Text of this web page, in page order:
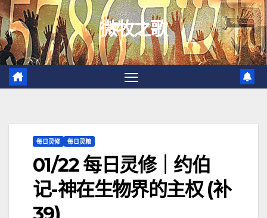
跳
至
内
容
微牧之歌
每日灵修 每日灵粮
01/22 每日灵修｜约伯
记-神在生物界的主权 (补